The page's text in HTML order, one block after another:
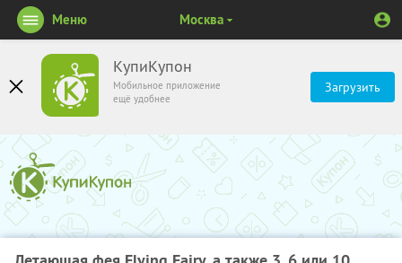
КупиКупон
Мобильное приложение
ещё удобнее
Загрузить
Меню Москва